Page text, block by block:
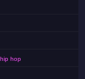
hop